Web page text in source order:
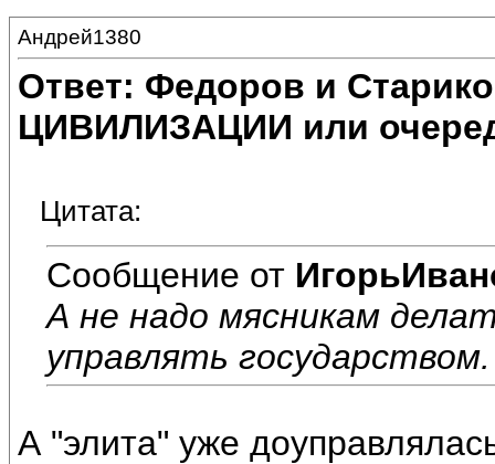
Андрей1380
Ответ: Федоров и
ЦИВИЛИЗАЦИИ или
Цитата:
Сообщение от
А не надо мясникам
управлять государством.
А "элита" уже